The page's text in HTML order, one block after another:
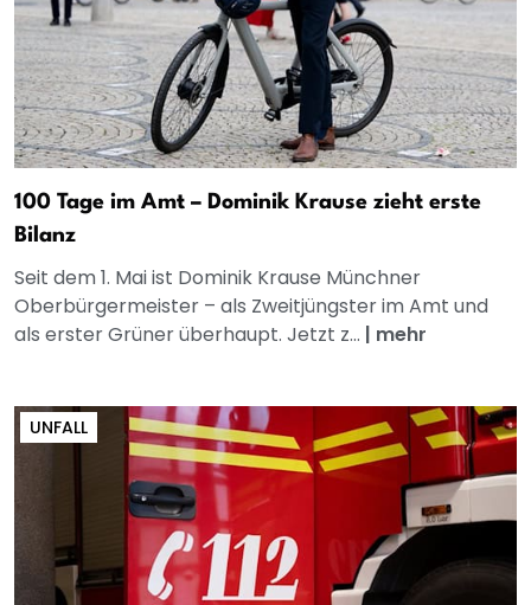
100 Tage im Amt – Dominik Krause zieht erste
Bilanz
Seit dem 1. Mai ist Dominik Krause Münchner
Oberbürgermeister – als Zweitjüngster im Amt und
als erster Grüner überhaupt. Jetzt z... | mehr
UNFALL